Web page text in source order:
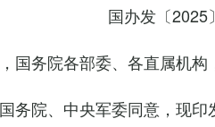
国办发〔2025
国务院各部委、各直属机构
务院、中央军委同意，现印